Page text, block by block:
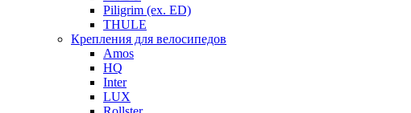
Piligrim (ex. ED)
THULE
Крепления для велосипедов
Amos
HQ
Inter
LUX